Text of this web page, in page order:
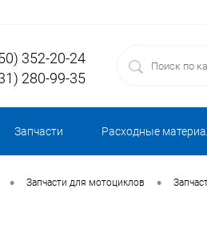
352-20-24
280-99-35
Запчасти Расходные
• Запчасти для мотоциклов •